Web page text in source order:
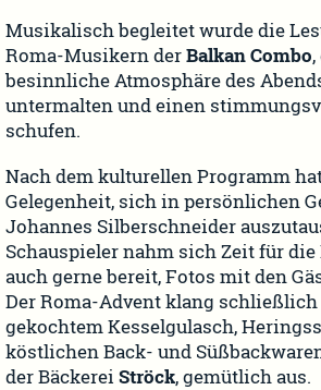
Musikalisch begleitet wurde die
Roma-Musikern derBalkan Combo
besinnliche Atmosphäre des
untermalten und einen
schufen.
Nach dem kulturellen Programm
Gelegenheit, sich in persönlichen
Johannes Silberschneider
Schauspieler nahm sich Zeit für die
auch gerne bereit, Fotos mit den
Der Roma-Advent klang
gekochtem Kesselgulasch,
köstlichen Back- und
der Bäckerei Ströck, gemütlich aus.